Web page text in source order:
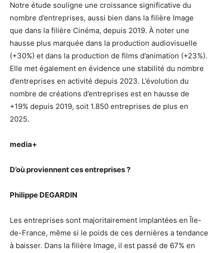
Notre étude souligne une croissance significative du
nombre d’entreprises, aussi bien dans la filière Image
que dans la filière Cinéma, depuis 2019. À noter une
hausse plus marquée dans la production audiovisuelle
(+30%) et dans la production de films d’animation (+23%).
Elle met également en évidence une stabilité du nombre
d’entreprises en activité depuis 2023. L’évolution du
nombre de créations d’entreprises est en hausse de
+19% depuis 2019, soit 1.850 entreprises de plus en
2025.
media+
D’où proviennent ces entreprises ?
Philippe DEGARDIN
Les entreprises sont majoritairement implantées en Île-
de-France, même si le poids de ces dernières a tendance
à baisser. Dans la filière Image, il est passé de 67% en